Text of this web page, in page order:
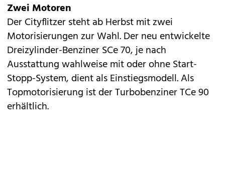
Zwei Motoren
Der Cityflitzer steht ab Herbst mit zwei
Motorisierungen zur Wahl. Der neu entwickelte
Dreizylinder-Benziner SCe 70, je nach
Ausstattung wahlweise mit oder ohne Start-
Stopp-System, dient als Einstiegsmodell. Als
Topmotorisierung ist der Turbobenziner TCe 90
erhältlich.